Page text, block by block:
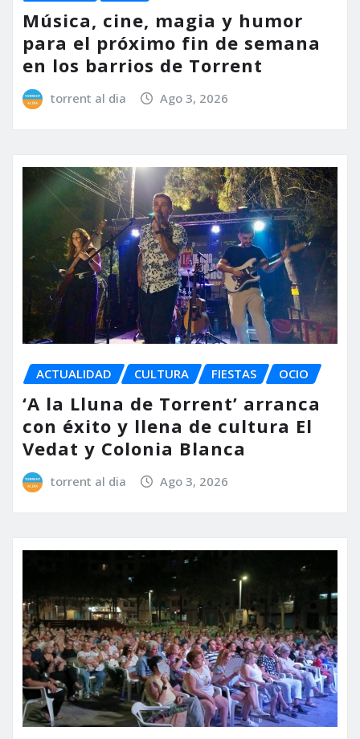
Música, cine, magia y humor
para el próximo fin de semana
en los barrios de Torrent
torrent al dia Ago 3, 2026
ACTUALIDAD CULTURA FIESTAS OCIO
‘A la Lluna de Torrent’ arranca
con éxito y llena de cultura El
Vedat y Colonia Blanca
torrent al dia Ago 3, 2026